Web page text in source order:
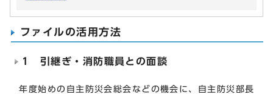
ファイルの活用方法
1 引継ぎ・消防職員との面談
年度始めの自主防災会総会などの機会に、自主防災部長